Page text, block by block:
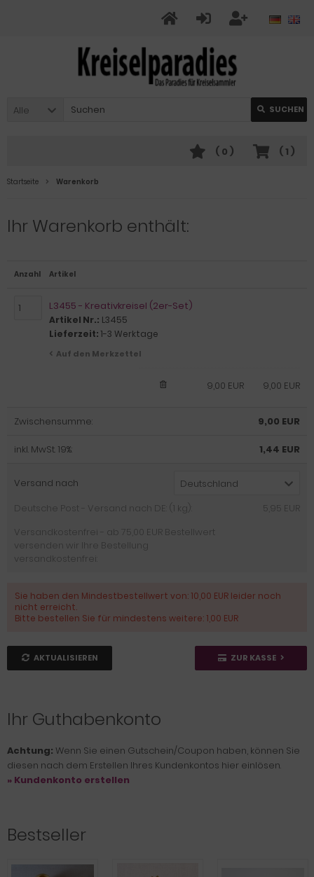
Alle SUCHEN
( 1 )
( 0 )
Startseite Warenkorb
Ihr Warenkorb enthält:
Anzahl Artikel
L3455 - Kreativkreisel (2er-Set)
Artikel Nr.: L3455
Lieferzeit: 1-3 Werktage
Auf den Merkzettel
9,00 EUR
9,00 EUR
Zwischensumme: 9,00 EUR
inkl. MwSt. 19%: 1,44 EUR
Versand nach
Deutschland
Deutsche Post - Versand nach DE: (1 kg):
5,95 EUR
Versandkostenfrei - ab 75,00 EUR Bestellwert
versenden wir Ihre Bestellung
versandkostenfrei:
Sie haben den Mindestbestellwert von: 10,00 EUR leider noch
nicht erreicht.
Bitte bestellen Sie für mindestens weitere: 1,00 EUR
AKTUALISIEREN ZUR KASSE
Ihr Guthabenkonto
Achtung: Wenn Sie einen Gutschein/Coupon haben, können Sie
diesen nach dem Erstellen Ihres Kundenkontos hier einlösen.
» Kundenkonto erstellen
Bestseller